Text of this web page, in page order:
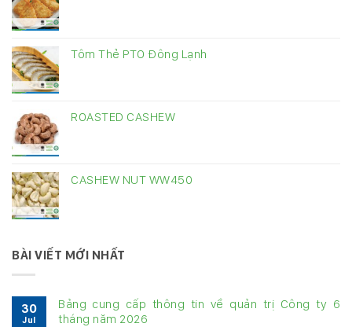
Tôm Thẻ PTO Đông Lạnh
ROASTED CASHEW
CASHEW NUT WW450
BÀI VIẾT MỚI NHẤT
30
Jul
Bảng cung cấp thông tin về quản trị Công ty 6
tháng năm 2026